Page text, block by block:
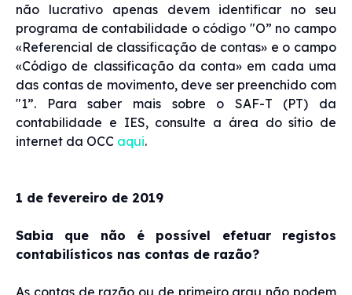
não lucrativo apenas devem identificar no seu
programa de contabilidade o código "O” no campo
«Referencial de classificação de contas» e o campo
«Código de classificação da conta» em cada uma
das contas de movimento, deve ser preenchido com
"1”. Para saber mais sobre o SAF-T (PT) da
contabilidade e IES, consulte a área do sítio de
internet da OCC aqui.
1 de fevereiro de 2019
Sabia que não é possível efetuar registos
contabilísticos nas contas de razão?
As contas de razão ou de primeiro grau não podem